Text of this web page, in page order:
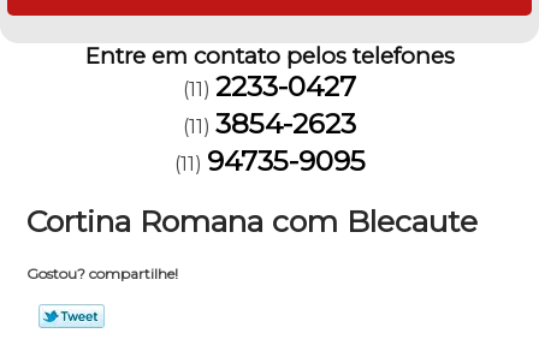
Entre em contato pelos telefones
(11) 2233-0427
(11) 3854-2623
(11) 94735-9095
Cortina Romana com Blecaute
Gostou? compartilhe!